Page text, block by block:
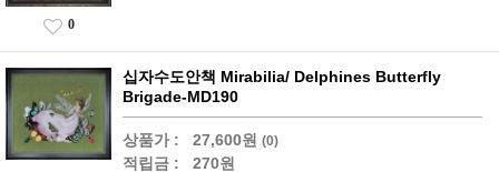
0
십자수도안책 Mirabilia/ Delphines Butterfly
Brigade-MD190
상품가 : 27,600원 (0)
적립금 : 270원